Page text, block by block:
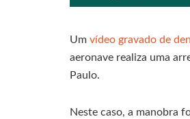
Um vídeo gravado de
aeronave realiza uma
Paulo.
Neste caso, a manobra